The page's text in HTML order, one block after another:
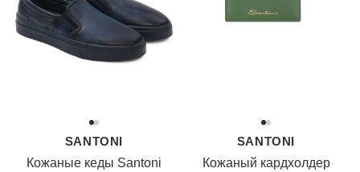
SANTONI
Кожаные кеды Santoni
SANTONI
Кожаный кардхолдер